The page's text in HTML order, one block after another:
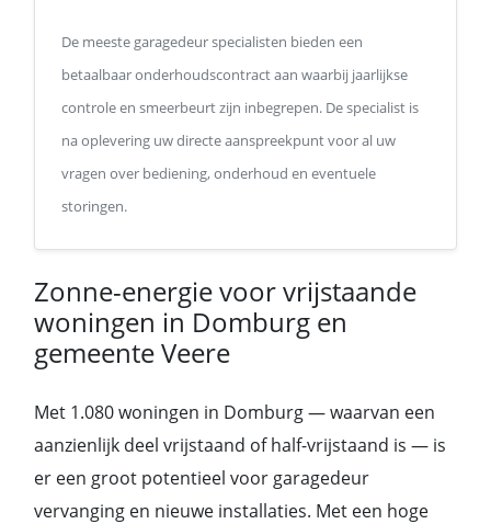
De meeste garagedeur specialisten bieden een
betaalbaar onderhoudscontract aan waarbij jaarlijkse
controle en smeerbeurt zijn inbegrepen. De specialist is
na oplevering uw directe aanspreekpunt voor al uw
vragen over bediening, onderhoud en eventuele
storingen.
Zonne-energie voor vrijstaande
woningen in Domburg en
gemeente Veere
Met 1.080 woningen in Domburg — waarvan een
aanzienlijk deel vrijstaand of half-vrijstaand is — is
er een groot potentieel voor garagedeur
vervanging en nieuwe installaties. Met een hoge